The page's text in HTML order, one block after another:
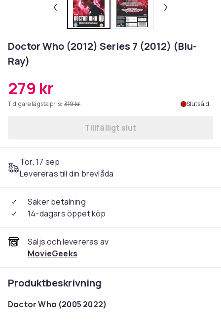
Doctor Who (2012) Series 7 (2012) (Blu-
Ray)
279 kr
Tidigare lägsta pris: 319 kr Slutsåld
Tillfälligt slut
Tor, 17 sep
Levereras till din brevlåda
Säker betalning
14-dagars öppet köp
Säljs och levereras av
MovieGeeks
Produktbeskrivning
Doctor Who (2005 2022)